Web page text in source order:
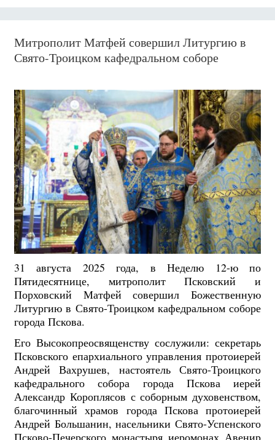
Митрополит Матфей совершил Литургию в
Свято-Троицком кафедральном соборе
31 августа 2025 года, в Неделю 12-ю по
Пятидесятнице, митрополит Псковский и
Порховский Матфей совершил Божественную
Литургию в Свято-Троицком кафедральном соборе
города Пскова.
Его Высокопреосвященству сослужили: секретарь
Псковского епархиального управления протоиерей
Андрей Вахрушев, настоятель Свято-Троицкого
кафедрального собора города Пскова иерей
Александр Короплясов с соборным духовенством,
благочинный храмов города Пскова протоиерей
Андрей Большанин, насельники Свято-Успенского
Псково-Печерского монастыря иеромонах Авенир